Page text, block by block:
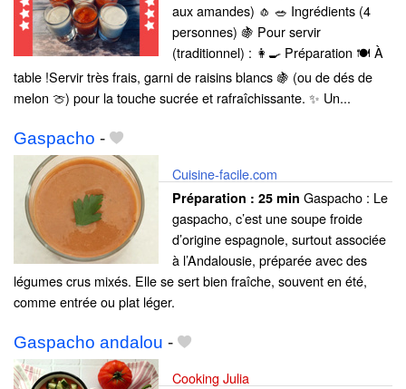
aux amandes) 🧄 🥗 Ingrédients (4
personnes) 🍇 Pour servir
(traditionnel) : 👩‍🍳 Préparation 🍽️ À
table !Servir très frais, garni de raisins blancs 🍇 (ou de dés de
melon 🍈) pour la touche sucrée et rafraîchissante. ✨ Un...
Gaspacho -
Cuisine-facile.com
Préparation : 25 min Gaspacho : Le
gaspacho, c’est une soupe froide
d’origine espagnole, surtout associée
à l’Andalousie, préparée avec des
légumes crus mixés. Elle se sert bien fraîche, souvent en été,
comme entrée ou plat léger.
Gaspacho andalou -
Cooking Julia